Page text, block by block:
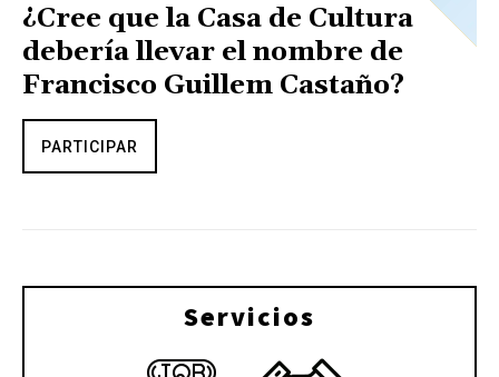
¿Cree que la Casa de Cultura
debería llevar el nombre de
Francisco Guillem Castaño?
PARTICIPAR
Servicios